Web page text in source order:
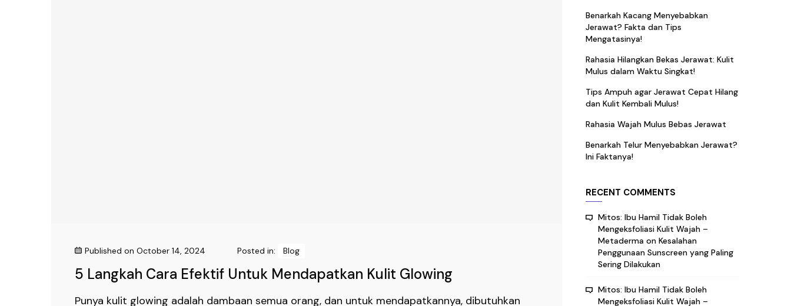
Published on October 14, 2024 Posted in: Blog
5 Langkah Cara Efektif Untuk Mendapatkan Kulit Glowing
Punya kulit glowing adalah dambaan semua orang, dan untuk mendapatkannya, dibutuhkan
Benarkah Kacang Menyebabkan
Jerawat? Fakta dan Tips
Mengatasinya!
Rahasia Hilangkan Bekas Jerawat: Kulit
Mulus dalam Waktu Singkat!
Tips Ampuh agar Jerawat Cepat Hilang
dan Kulit Kembali Mulus!
Rahasia Wajah Mulus Bebas Jerawat
Benarkah Telur Menyebabkan Jerawat?
Ini Faktanya!
RECENT COMMENTS
Mitos: Ibu Hamil Tidak Boleh
Mengeksfoliasi Kulit Wajah –
Metaderma on Kesalahan
Penggunaan Sunscreen yang Paling
Sering Dilakukan
Mitos: Ibu Hamil Tidak Boleh
Mengeksfoliasi Kulit Wajah –